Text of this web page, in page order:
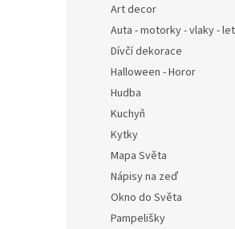
Art decor
Auta - motorky - vlaky -
Dívčí dekorace
Halloween - Horor
Hudba
Kuchyň
Kytky
Mapa Světa
Nápisy na zeď
Okno do Světa
Pampelišky